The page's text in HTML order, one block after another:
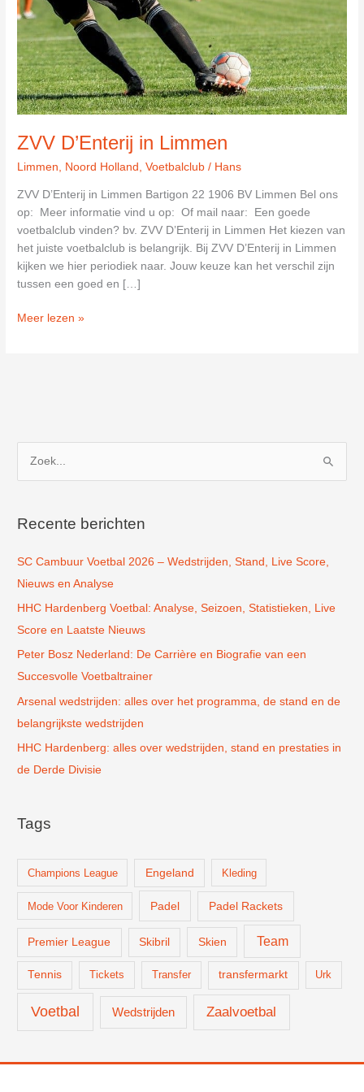
ZVV D’Enterij in Limmen
Limmen, Noord Holland ,Voetbalclub / Hans
ZVV D’Enterij in Limmen Bartigon 22 1906 BV Limmen Bel ons
op: Meer informatie vind u op: Of mail naar: Een goede
voetbalclub vinden? bv. ZVV D’Enterij in Limmen Het kiezen van
het juiste voetbalclub is belangrijk. Bij ZVV D’Enterij in Limmen
kijken we hier periodiek naar. Jouw keuze kan het verschil zijn
tussen een goed en […]
ZVV
Meer lezen »
k
a
a
r
:
Recente berichten
SC Cambuur Voetbal 2026 – Wedstrijden, Stand, Live Score,
Nieuws en Analyse
HHC Hardenberg Voetbal: Analyse, Seizoen, Statistieken, Live
Score en Laatste Nieuws
Peter Bosz Nederland: De Carrière en Biografie van een
Succesvolle Voetbaltrainer
Arsenal wedstrijden: alles over het programma, de stand en de
belangrijkste wedstrijden
HHC Hardenberg: alles over wedstrijden, stand en prestaties in
de Derde Divisie
Tags
Champions League Engeland Kleding
Mode Voor Kinderen Padel Padel Rackets
Premier League Skibril Skien Team
Tennis Tickets Transfer transfermarkt Urk
Voetbal Wedstrijden Zaalvoetbal